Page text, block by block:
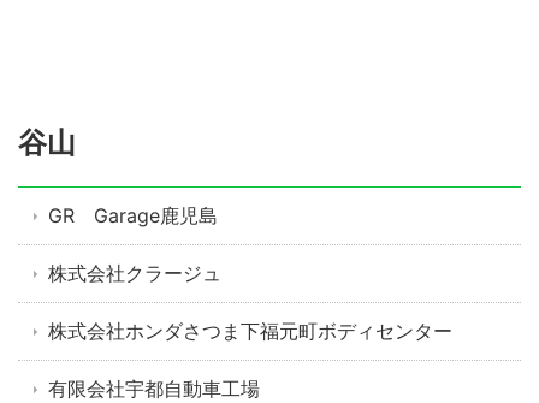
谷山
GR Garage鹿児島
株式会社クラージュ
株式会社ホンダさつま下福元町ボディセンター
有限会社宇都自動車工場